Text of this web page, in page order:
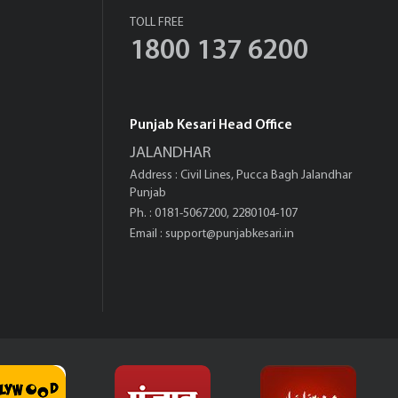
TOLL FREE
1800 137 6200
Punjab Kesari Head Office
JALANDHAR
Address : Civil Lines, Pucca Bagh Jalandhar
Punjab
Ph. : 0181-5067200, 2280104-107
Email : support@punjabkesari.in